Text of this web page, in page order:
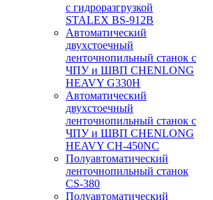
с гидроразгрузкой
STALEX BS-912B
Автоматический
двухстоечный
ленточнопильный станок с
ЧПУ и ШВП CHENLONG
HEAVY G330H
Автоматический
двухстоечный
ленточнопильный станок с
ЧПУ и ШВП CHENLONG
HEAVY CH-450NC
Полуавтоматический
ленточнопильный станок
CS-380
Полуавтоматический